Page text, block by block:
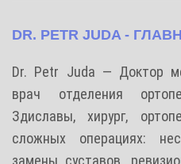
DR. PETR JUDA -
Dr. Petr Juda — Доктор
врач отделения
Здиславы, хирург,
сложных операциях:
замены суставов,